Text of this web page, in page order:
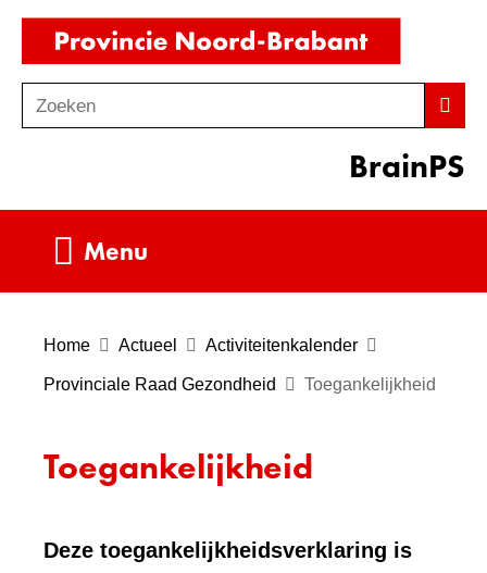
Ga
de
inhoud
o
Zoeken
BrainPS
Menu
Home Actueel Activiteitenkalender
Provinciale Raad Gezondheid Toegankelijkheid
Toegankelijkheid
Deze toegankelijkheidsverklaring is